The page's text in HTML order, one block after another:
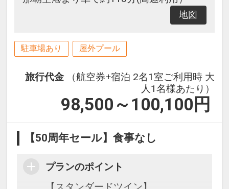
地図
駐車場あり 屋外プール
旅行代金
（航空券+宿泊 2名1室ご利用時 大
人1名様あたり）
98,500～100,100 円
【50周年セール】食事なし
プランのポイント
【スタンダードツイン】